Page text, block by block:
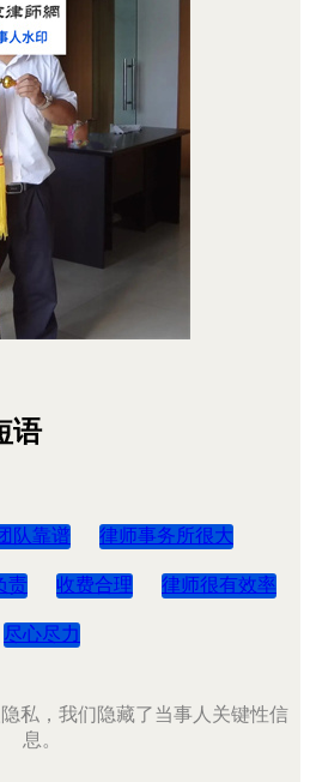
语
队靠谱 律师事务所很大
责 收费合理 律师很有效率
尽心尽力
私，我们隐藏了当事人关键性信
息。